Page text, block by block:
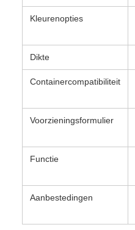
Kleurenopties
Dikte
Containercompatibiliteit
Voorzieningsformulier
Functie
Aanbestedingen